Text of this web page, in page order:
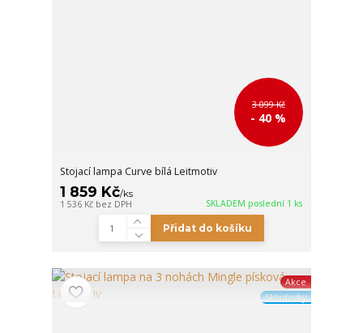
3 099 Kč
- 40 %
Stojací lampa Curve bílá Leitmotiv
1 859 Kč/ks
1 536 Kč bez DPH SKLADEM poslední 1 ks
Přidat do košíku
Akce
Skladovky